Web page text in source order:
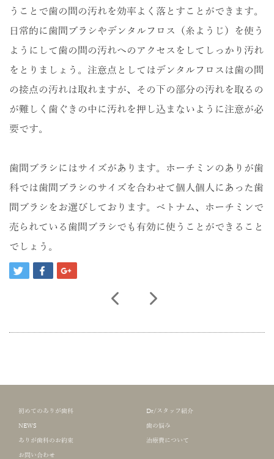
うことで歯の間の汚れを効率よく落とすことができます。
日常的に歯間ブラシやデンタルフロス（糸ようじ）を使う
ようにして歯の間の汚れへのアクセスをしてしっかり汚れ
をとりましょう。注意点としてはデンタルフロスは歯の間
の接点の汚れは取れますが、その下の部分の汚れを取るの
が難しく歯ぐきの中に汚れを押し込まないように注意が必
要です。
歯間ブラシにはサイズがあります。ホーチミンのありが歯
科では歯間ブラシのサイズを合わせて個人個人にあった歯
間ブラシをお選びしております。ベトナム、ホーチミンで
売られている歯間ブラシでも有効に使うことができること
でしょう。
初めてのありが歯科 Dr/スタッフ紹介
NEWS 歯の悩み
ありが歯科のお約束 治療費について
お問い合わせ